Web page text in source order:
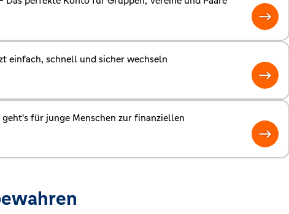
einfach, schnell und sicher wechseln
für junge Menschen zur finanziellen